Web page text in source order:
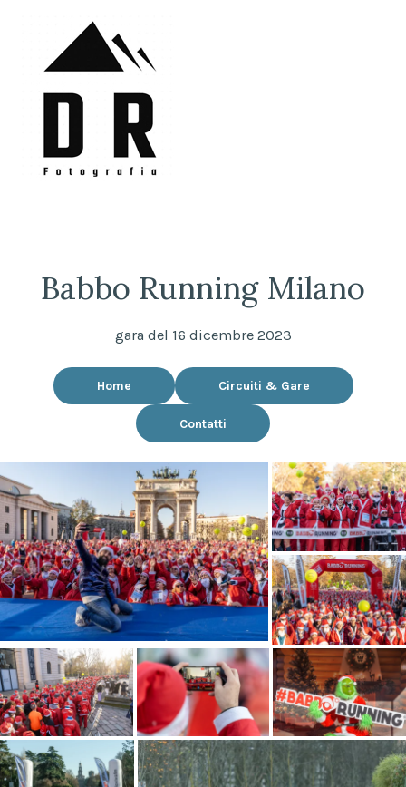
Babbo Running Milano
gara del 16 dicembre 2023
Home Circuiti & Gare
Contatti